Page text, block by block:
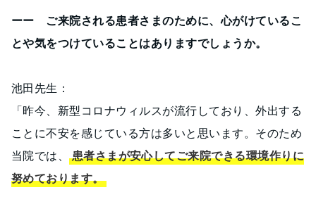
ーー ご来院される患者さまのために、心がけているこ
とや気をつけていることはありますでしょうか。
池田先生：
「昨今、新型コロナウィルスが流行しており、外出する
ことに不安を感じている方は多いと思います。そのため
当院では、患者さまが安心してご来院できる環境作りに
努めております。